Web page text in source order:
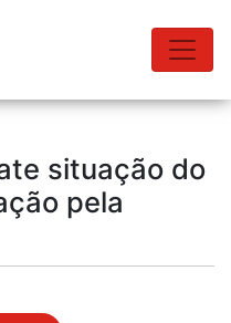
situação do
pela